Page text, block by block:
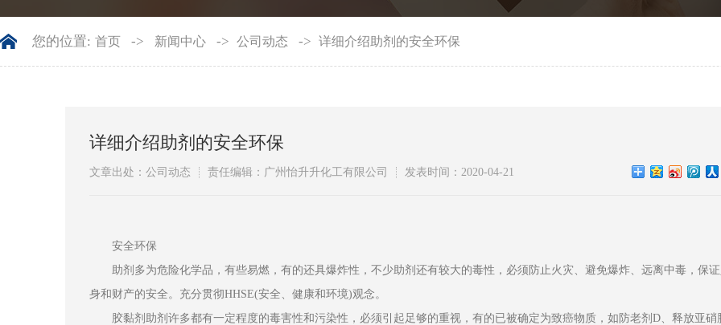
您的位置: 首页 -> 新闻中心 -> 公司动态 -> 详细介绍助剂的安全环保
详细介绍助剂的安全环保
文章出处：公司动态 责任编辑：广州怡升升化工有限公司 发表时间：2020-04-21
安全环保
助剂多为危险化学品，有些易燃，有的还具爆炸性，不少助剂还有较大的毒性，必须防止火灾、避免爆炸、远离中毒，保证
身和财产的安全。充分贯彻HHSE(安全、健康和环境)观念。
胶黏剂助剂许多都有一定程度的毒害性和污染性，必须引起足够的重视，有的已被确定为致癌物质，如防老剂D、释放亚硝